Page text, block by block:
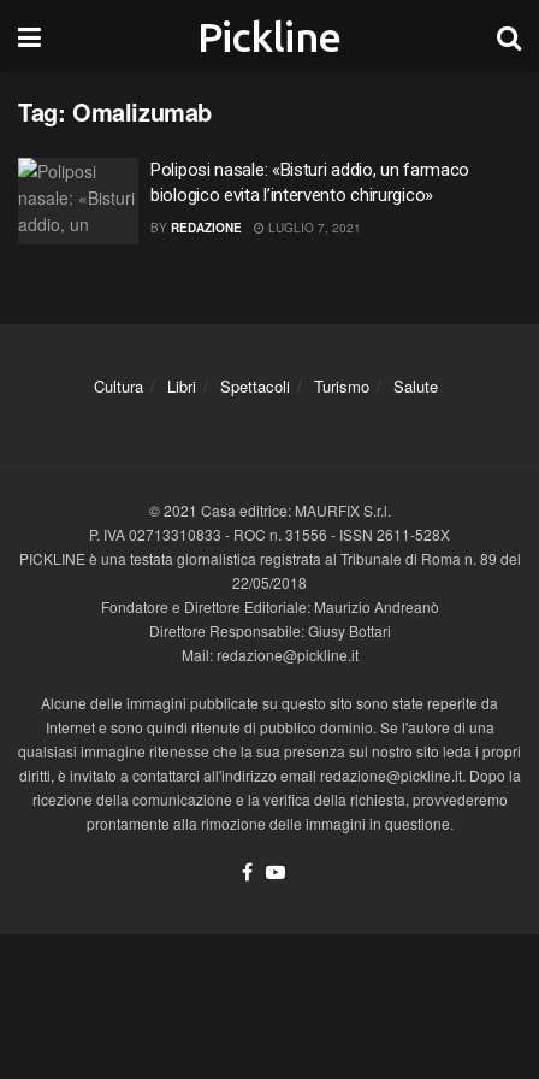
Pickline
Tag: Omalizumab
Poliposi nasale: «Bisturi addio, un farmaco
biologico evita l’intervento chirurgico»
BY REDAZIONE LUGLIO 7, 2021
Cultura Libri Spettacoli Turismo Salute
© 2021 Casa editrice: MAURFIX S.r.l.
P. IVA 02713310833 - ROC n. 31556 - ISSN 2611-528X
PICKLINE è una testata giornalistica registrata al Tribunale di Roma n. 89 del
22/05/2018
Fondatore e Direttore Editoriale: Maurizio Andreanò
Direttore Responsabile: Giusy Bottari
Mail: redazione@pickline.it
Alcune delle immagini pubblicate su questo sito sono state reperite da
Internet e sono quindi ritenute di pubblico dominio. Se l'autore di una
qualsiasi immagine ritenesse che la sua presenza sul nostro sito leda i propri
diritti, è invitato a contattarci all'indirizzo email redazione@pickline.it. Dopo la
ricezione della comunicazione e la verifica della richiesta, provvederemo
prontamente alla rimozione delle immagini in questione.